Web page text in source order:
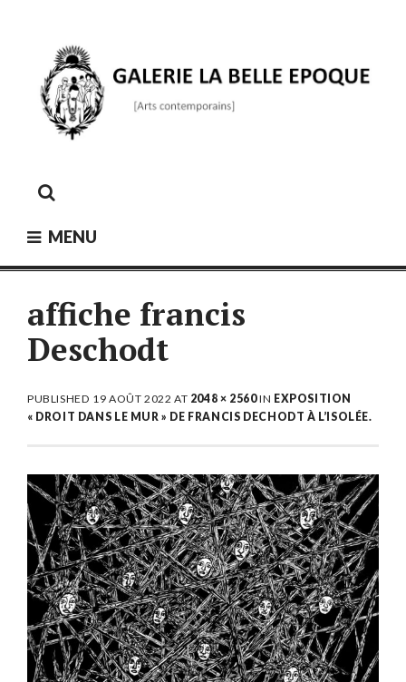
MENU
affiche francis
Deschodt
PUBLISHED 19 AOÛT 2022 AT 2048 × 2560IN EXPOSITION
« DROIT DANS LE MUR » DE FRANCIS DECHODT À L’ISOLÉE.